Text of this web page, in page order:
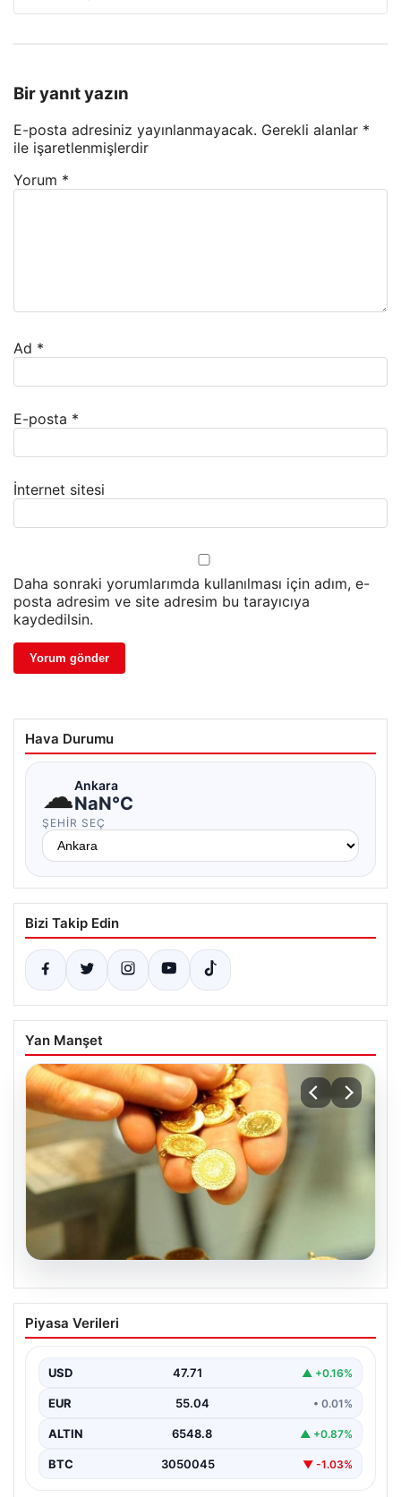
Bir yanıt yazın
E-posta adresiniz yayınlanmayacak. Gerekli alanlar *
ile işaretlenmişlerdir
Yorum *
Ad *
E-posta *
İnternet sitesi
Daha sonraki yorumlarımda kullanılması için adım, e-
posta adresim ve site adresim bu tarayıcıya
kaydedilsin.
Hava Durumu
☁Ankara
NaN°C
ŞEHIR SEÇ
Bizi Takip Edin
Yan Manşet
05.08.2026
Altın fiyatları canlı 2 Nisan 2026: Altın
fiyatları ne kadar oldu? Gram, çeyrek,
fiyatları
Piyasa Verileri
USD 47.71 ▲ +0.16%
EUR 55.04 • 0.01%
ALTIN 6548.8 ▲ +0.87%
BTC 3050045 ▼ -1.03%